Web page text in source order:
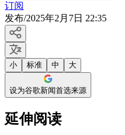
订阅
发布/2025年2月7日 22:35
小 标准 中 大
设为谷歌新闻首选来源
延伸阅读